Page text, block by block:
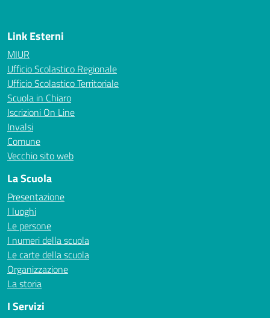
Link Esterni
MIUR
Ufficio Scolastico Regionale
Ufficio Scolastico Territoriale
Scuola in Chiaro
Iscrizioni On Line
Invalsi
Comune
Vecchio sito web
La Scuola
Presentazione
I luoghi
Le persone
I numeri della scuola
Le carte della scuola
Organizzazione
La storia
I Servizi